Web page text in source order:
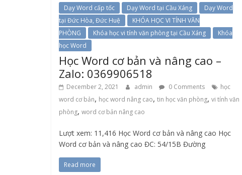
Dạy Word cấp tốc Dạy Word tại Cầu Xáng
Dạy Word
tại Đức Hòa, Đức Huệ
KHÓA HỌC VI TÍNH VĂN
PHÒNG
Khóa học vi tính văn phòng tại Cầu Xáng
Khóa
học Word
Học Word cơ bản và nâng cao –
Zalo: 0369906518
December 2, 2021 admin 0 Comments
học
word cơ bản, học word nâng cao, tin học văn phòng, vi tính văn
phòng, word cơ bản nâng cao
Lượt xem: 11,416 Học Word cơ bản và nâng cao Học
Word cơ bản và nâng cao ĐC: 54/15B Đường
Read more